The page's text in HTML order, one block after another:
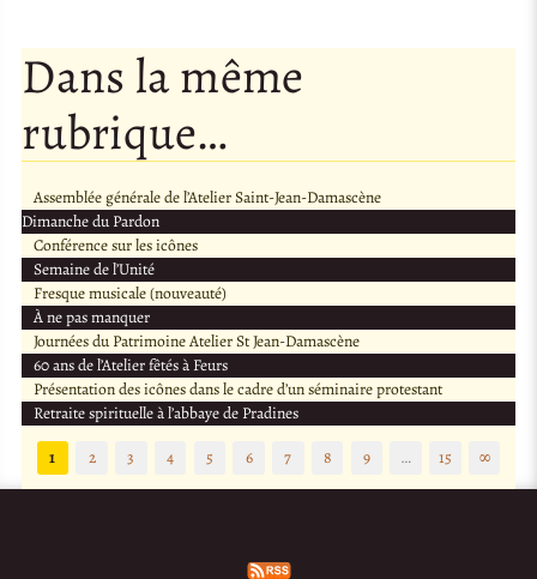
Dans la même
rubrique…
Assemblée générale de l’Atelier Saint-Jean-Damascène
Dimanche du Pardon
Conférence sur les icônes
Semaine de l’Unité
Fresque musicale (nouveauté)
À ne pas manquer
Journées du Patrimoine Atelier St Jean-Damascène
60 ans de l’Atelier fêtés à Feurs
Présentation des icônes dans le cadre d’un séminaire protestant
Retraite spirituelle à l’abbaye de Pradines
1
2 3 4 5 6 7 8 9 … 15 ∞